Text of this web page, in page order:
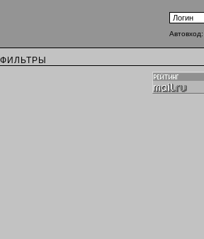
Автовход:
ФИЛЬТРЫ